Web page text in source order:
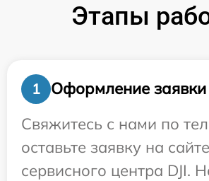
Этапы
1
Оформление заявки
Свяжитесь с нами по
оставьте заявку на сайте
сервисного центра DJI.